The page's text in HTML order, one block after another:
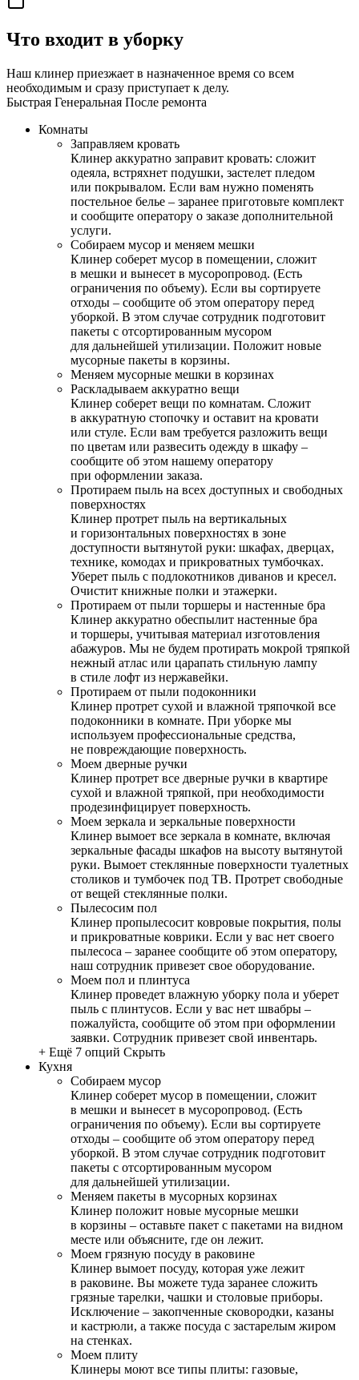
Что входит в уборку
Наш клинер приезжает в назначенное время со всем
необходимым и сразу приступает к делу.
Быстрая Генеральная После ремонта
Комнаты
Заправляем кровать
Клинер аккуратно заправит кровать: сложит
одеяла, встряхнет подушки, застелет пледом
или покрывалом. Если вам нужно поменять
постельное белье – заранее приготовьте комплект
и сообщите оператору о заказе дополнительной
услуги.
Собираем мусор и меняем мешки
Клинер соберет мусор в помещении, сложит
в мешки и вынесет в мусоропровод. (Есть
ограничения по объему). Если вы сортируете
отходы – сообщите об этом оператору перед
уборкой. В этом случае сотрудник подготовит
пакеты с отсортированным мусором
для дальнейшей утилизации. Положит новые
мусорные пакеты в корзины.
Меняем мусорные мешки в корзинах
Раскладываем аккуратно вещи
Клинер соберет вещи по комнатам. Сложит
в аккуратную стопочку и оставит на кровати
или стуле. Если вам требуется разложить вещи
по цветам или развесить одежду в шкафу –
сообщите об этом нашему оператору
при оформлении заказа.
Протираем пыль на всех доступных и свободных
поверхностях
Клинер протрет пыль на вертикальных
и горизонтальных поверхностях в зоне
доступности вытянутой руки: шкафах, дверцах,
технике, комодах и прикроватных тумбочках.
Уберет пыль с подлокотников диванов и кресел.
Очистит книжные полки и этажерки.
Протираем от пыли торшеры и настенные бра
Клинер аккуратно обеспылит настенные бра
и торшеры, учитывая материал изготовления
абажуров. Мы не будем протирать мокрой тряпкой
нежный атлас или царапать стильную лампу
в стиле лофт из нержавейки.
Протираем от пыли подоконники
Клинер протрет сухой и влажной тряпочкой все
подоконники в комнате. При уборке мы
используем профессиональные средства,
не повреждающие поверхность.
Моем дверные ручки
Клинер протрет все дверные ручки в квартире
сухой и влажной тряпкой, при необходимости
продезинфицирует поверхность.
Моем зеркала и зеркальные поверхности
Клинер вымоет все зеркала в комнате, включая
зеркальные фасады шкафов на высоту вытянутой
руки. Вымоет стеклянные поверхности туалетных
столиков и тумбочек под ТВ. Протрет свободные
от вещей стеклянные полки.
Пылесосим пол
Клинер пропылесосит ковровые покрытия, полы
и прикроватные коврики. Если у вас нет своего
пылесоса – заранее сообщите об этом оператору,
наш сотрудник привезет свое оборудование.
Моем пол и плинтуса
Клинер проведет влажную уборку пола и уберет
пыль с плинтусов. Если у вас нет швабры –
пожалуйста, сообщите об этом при оформлении
заявки. Сотрудник привезет свой инвентарь.
+ Ещё 7 опций Скрыть
Кухня
Собираем мусор
Клинер соберет мусор в помещении, сложит
в мешки и вынесет в мусоропровод. (Есть
ограничения по объему). Если вы сортируете
отходы – сообщите об этом оператору перед
уборкой. В этом случае сотрудник подготовит
пакеты с отсортированным мусором
для дальнейшей утилизации.
Меняем пакеты в мусорных корзинах
Клинер положит новые мусорные мешки
в корзины – оставьте пакет с пакетами на видном
месте или объясните, где он лежит.
Моем грязную посуду в раковине
Клинер вымоет посуду, которая уже лежит
в раковине. Вы можете туда заранее сложить
грязные тарелки, чашки и столовые приборы.
Исключение – закопченные сковородки, казаны
и кастрюли, а также посуда с застарелым жиром
на стенках.
Моем плиту
Клинеры моют все типы плиты: газовые,